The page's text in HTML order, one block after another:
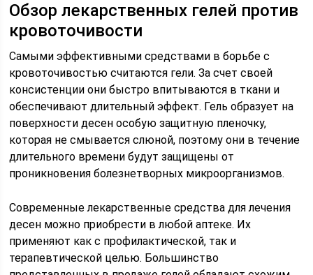
Обзор лекарственных гелей против
кровоточивости
Самыми эффективными средствами в борьбе с
кровоточивостью считаются гели. За счет своей
консистенции они быстро впитываются в ткани и
обеспечивают длительный эффект. Гель образует на
поверхности десен особую защитную пленочку,
которая не смывается слюной, поэтому они в течение
длительного времени будут защищены от
проникновения болезнетворных микроорганизмов.
Современные лекарственные средства для лечения
десен можно приобрести в любой аптеке. Их
применяют как с профилактической, так и
терапевтической целью. Большинство